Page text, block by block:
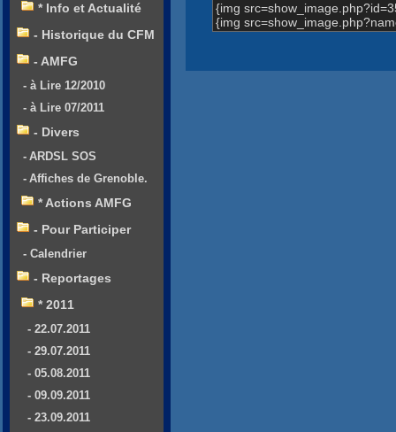
{img
{img
* Info et Actualité
- Historique du CFM
- AMFG
- à Lire 12/2010
- à Lire 07/2011
- Divers
- ARDSL SOS
- Affiches de Grenoble.
* Actions AMFG
- Pour Participer
- Calendrier
- Reportages
* 2011
- 22.07.2011
- 29.07.2011
- 05.08.2011
- 09.09.2011
- 23.09.2011